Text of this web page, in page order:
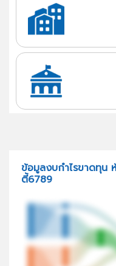
ข้อมูลงบกำไรขาดทุน
ตี้6789